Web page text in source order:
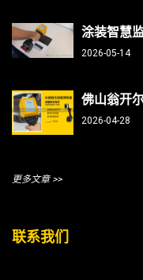
2026-05-14
2026-04-28
更多文章 >>
联系我们